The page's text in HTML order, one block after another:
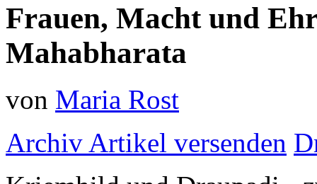
Frauen, Macht und
Mahabharata
von Maria Rost
Archiv Artikel versenden